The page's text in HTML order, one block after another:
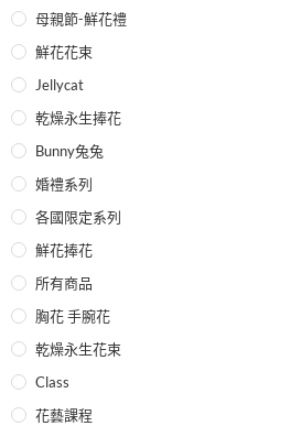
母親節-鮮花禮
鮮花花束
Jellycat
乾燥永生捧花
Bunny兔兔
婚禮系列
各國限定系列
鮮花捧花
所有商品
胸花 手腕花
乾燥永生花束
Class
花藝課程